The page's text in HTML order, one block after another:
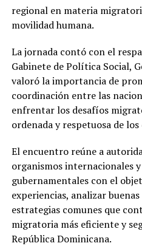
regional en materia
movilidad humana.
La jornada contó con el
Gabinete de Política Social,
valoró la importancia de
coordinación entre las
enfrentar los desafíos
ordenada y respetuosa de
El encuentro reúne a
organismos internacionales
gubernamentales con el
experiencias, analizar
estrategias comunes que
migratoria más eficiente y
República Dominicana.